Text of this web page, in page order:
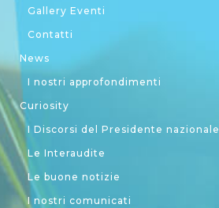
Gallery Eventi
Contatti
News
I nostri approfondimenti
Curiosity
I Discorsi del Presidente nazionale
Le Interaudite
Le buone notizie
I nostri comunicati